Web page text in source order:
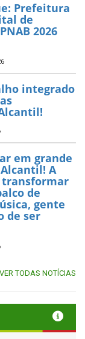
Prefeitura
de
2026
integrado
em grande
A
transformar
de
gente
de ser
VER TODAS NOTÍCIAS